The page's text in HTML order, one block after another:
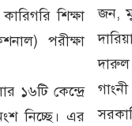
শিক্ষা
পরীক্ষা
১৬টি কেন্দ্রে
নিচ্ছে। এর
জন,